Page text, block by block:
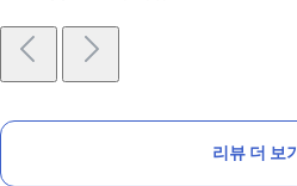
리뷰 더 보기